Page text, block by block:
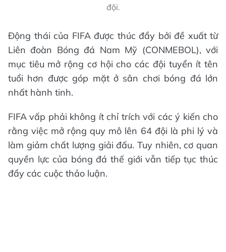
đội.
Động thái của FIFA được thúc đẩy bởi đề xuất từ
Liên đoàn Bóng đá Nam Mỹ (CONMEBOL), với
mục tiêu mở rộng cơ hội cho các đội tuyển ít tên
tuổi hơn được góp mặt ở sân chơi bóng đá lớn
nhất hành tinh.
FIFA vấp phải không ít chỉ trích với các ý kiến cho
rằng việc mở rộng quy mô lên 64 đội là phi lý và
làm giảm chất lượng giải đấu. Tuy nhiên, cơ quan
quyền lực của bóng đá thế giới vẫn tiếp tục thúc
đẩy các cuộc thảo luận.